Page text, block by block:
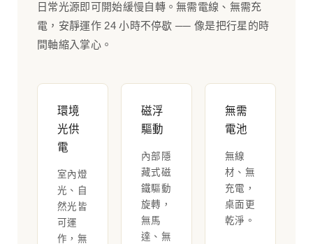
日常光源即可開始緩慢自轉。無需電線、無需充
電，安靜運作 24 小時不停歇 ── 像是把行星的時
間軸縮入掌心。
環境
光供
電
室內燈
光、自
然光皆
可運
作，無
磁浮
驅動
內部隱
藏式磁
鐵驅動
旋轉，
無馬
達、無
無需
電池
無線
材、無
充電，
桌面更
乾淨。